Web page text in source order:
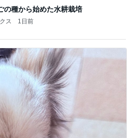
の種から始めた水耕栽培
ス 1日前